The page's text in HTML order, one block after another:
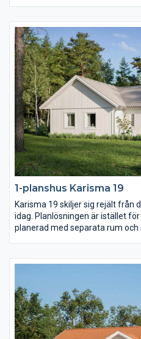
riktigt lyxigt master bedroom.
1-planshus Karisma 19
Karisma 19 skiljer sig rejält från
idag. Planlösningen är istället
planerad med separata rum och
en egen passage ligger de två